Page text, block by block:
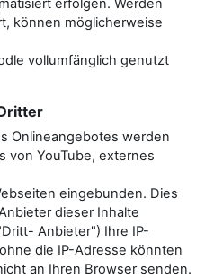
erfolgen. Werden
können möglicherweise
vollumfänglich genutzt
Onlineangebotes werden
von YouTube, externes
eingebunden. Dies
dieser Inhalte
Anbieter") Ihre IP-
die IP-Adresse könnten
an Ihren Browser senden.